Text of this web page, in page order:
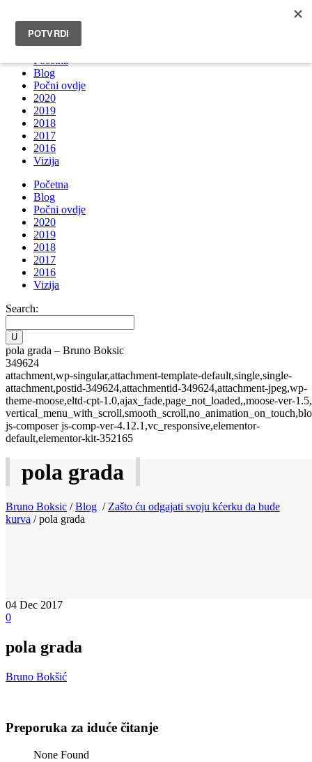
INFO@BRUNOBOKSIC.COM
Početna
Blog
Počni ovdje
2020
2019
2018
2017
2016
Vizija
Početna
Blog
Počni ovdje
2020
2019
2018
2017
2016
Vizija
Search:
pola grada – Bruno Boksic
349624
attachment,wp-singular,attachment-template-default,single,single-
attachment,postid-349624,attachmentid-349624,attachment-jpeg,wp-
theme-moose,eltd-cpt-1.0,ajax_fade,page_not_loaded,,moose-ver-1.5,
js-composer js-comp-ver-4.12.1,vc_responsive,elementor-
default,elementor-kit-352165
pola grada
Bruno Boksic /Blog / Zašto ću odgajati svoju kćerku da bude
kurva /pola grada
04 Dec 2017
0
pola grada
Bruno Bokšić
Preporuka za iduće čitanje
None Found